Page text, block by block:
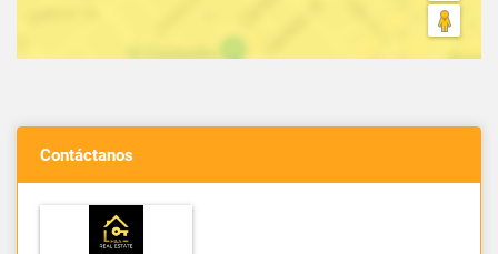
Contáctanos